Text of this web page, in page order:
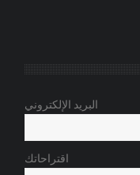
البريد الإلكتروني
اقتراحاتك